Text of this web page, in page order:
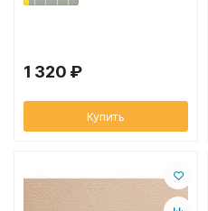
1 320 ₽
Купить